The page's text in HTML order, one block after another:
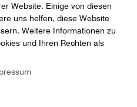
II
in unseren
Website. Einige von diesen
uns helfen, diese Website
Weitere Informationen zu
und Ihren Rechten als